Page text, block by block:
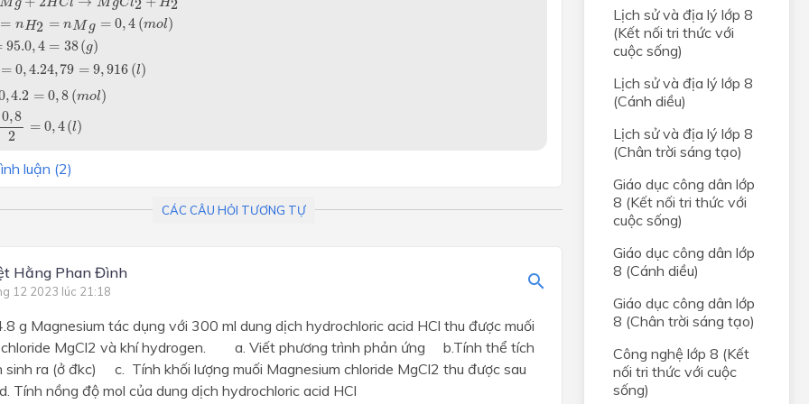
M g HCl M gCl2 H2
= nH2 = nM g = 0, 4 (mol)
95.0,4 = 38(g)
= 0,4.24,79 = 9,916 (l)
,4.2 = 0,8 (mol)
0,8
2
= 0,4(l)
luận (2)
CÁC CÂU HỎI TƯƠNG TỰ
Hằng Phan Đình
12 2023 lúc 21:18
g Magnesium tác dụng với 300 ml dung dịch hydrochloric acid HCl thu được muối
chloride MgCl2 và khí hydrogen. a. Viết phương trình phản ứng b.Tính thể tích
sinh ra (ở đkc) c. Tính khối lượng muối Magnesium chloride MgCl2 thu được sau
nồng độ mol của dung dịch hydrochloric acid HCl
Lịch sử và địa lý lớp 8
(Kết nối tri thức với
cuộc sống)
Lịch sử và địa lý lớp 8
(Cánh diều)
Lịch sử và địa lý lớp 8
(Chân trời sáng tạo)
Giáo dục công dân lớp
8 (Kết nối tri thức với
cuộc sống)
Giáo dục công dân lớp
8 (Cánh diều)
Giáo dục công dân lớp
8 (Chân trời sáng tạo)
Công nghệ lớp 8 (Kết
nối tri thức với cuộc
sống)